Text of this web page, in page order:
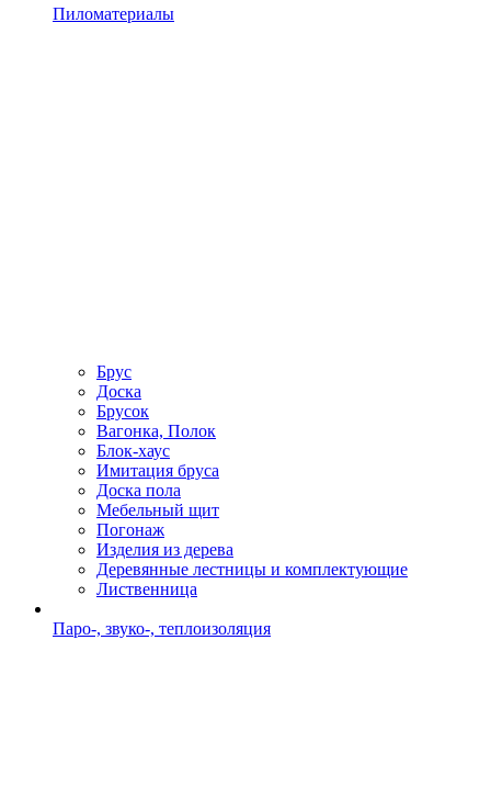
Пиломатериалы
Брус
Доска
Брусок
Вагонка, Полок
Блок-хаус
Имитация бруса
Доска пола
Мебельный щит
Погонаж
Изделия из дерева
Деревянные лестницы и комплектующие
Лиственница
Паро-, звуко-, теплоизоляция